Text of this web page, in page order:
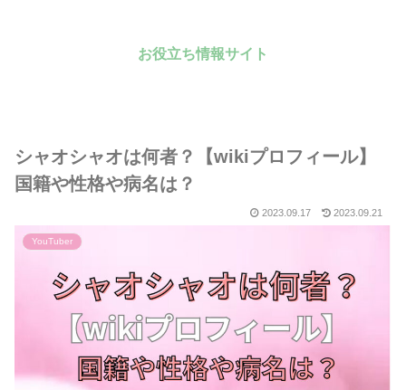
お役立ち情報サイト
シャオシャオは何者？【wikiプロフィール】
国籍や性格や病名は？
2023.09.17 2023.09.21
YouTuber